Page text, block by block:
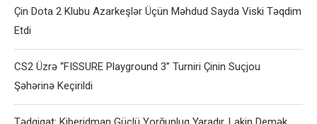
Çin Dota 2 Klubu Azarkeşlər Üçün Məhdud Sayda Viski Təqdim
Etdi
CS2 Üzrə “FISSURE Playground 3” Turniri Çinin Suçjou
Şəhərinə Keçirildi